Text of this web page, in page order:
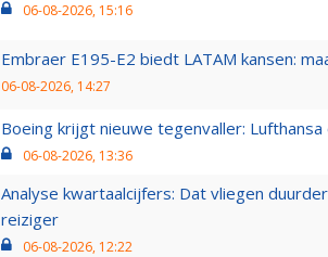
06-08-2026, 15:16
Embraer E195-E2 biedt LATAM kansen:
06-08-2026, 14:27
Boeing krijgt nieuwe tegenvaller:
06-08-2026, 13:36
Analyse kwartaalcijfers: Dat vliegen
reiziger
06-08-2026, 12:22